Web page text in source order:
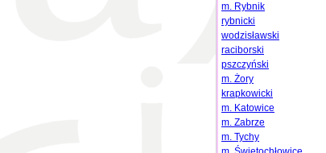
m. Rybnik
rybnicki
wodzisławski
raciborski
pszczyński
m. Żory
krapkowicki
m. Katowice
m. Zabrze
m. Tychy